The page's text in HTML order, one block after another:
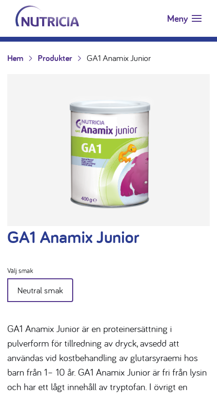
Hoppa till innehåll
Nutricia.se Meny
Hem Produkter GA1 Anamix Junior
GA1 Anamix Junior
Välj smak
Neutral smak
GA1 Anamix Junior är en proteinersättning i
pulverform för tillredning av dryck, avsedd att
användas vid kostbehandling av glutarsyraemi hos
barn från 1– 10 år. GA1 Anamix Junior är fri från lysin
och har ett lågt innehåll av tryptofan. I övrigt en